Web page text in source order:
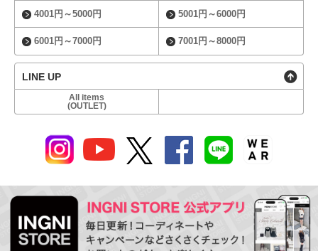
4001円～5000円 5001円～6000円
6001円～7000円 7001円～8000円
LINE UP
All items
(OUTLET)